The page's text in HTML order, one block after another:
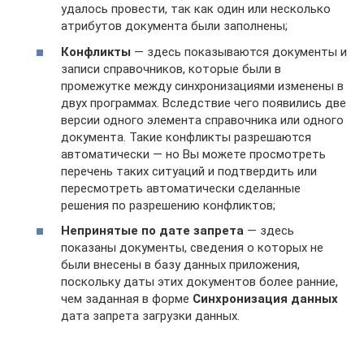
удалось провести, так как один или несколько
атрибутов документа были заполнены;
Конфликты — здесь показываются документы и
записи справочников, которые были в
промежутке между синхронизациями изменены в
двух программах. Вследствие чего появились две
версии одного элемента справочника или одного
документа. Такие конфликты разрешаются
автоматически — но Вы можете просмотреть
перечень таких ситуаций и подтвердить или
пересмотреть автоматически сделанные
решения по разрешению конфликтов;
Непринятые по дате запрета — здесь
показаны документы, сведения о которых не
были внесены в базу данных приложения,
поскольку даты этих документов более ранние,
чем заданная в форме Синхронизация данных
дата запрета загрузки данных.